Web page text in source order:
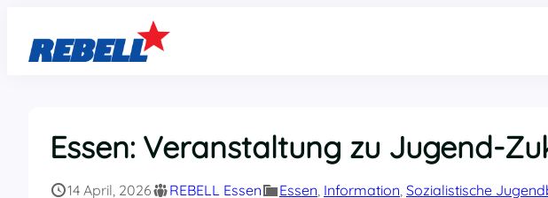
springen
Essen: Veranstaltung zu Jugend-
14 April, 2026 REBELL Essen Essen Information Sozialistische